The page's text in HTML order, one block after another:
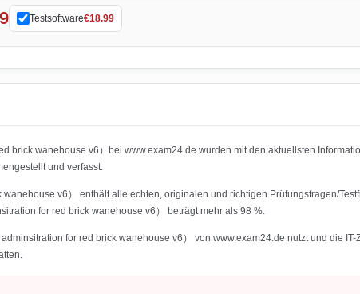
Testsoftware€18.99
wanehouse v6）bei www.exam24.de wurden mit den aktuellsten
und verfasst.
v6） enthält alle echten, originalen und richtigen Prüfungsfragen/
for red brick wanehouse v6） beträgt mehr als 98 %.
for red brick wanehouse v6） von www.exam24.de nutzt und die